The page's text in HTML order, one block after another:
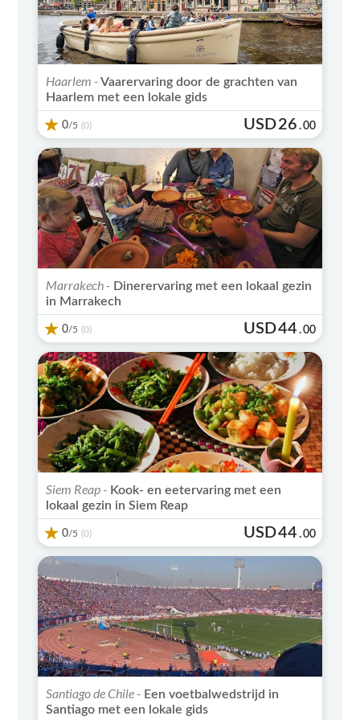
Haarlem -Vaarervaring door de grachten van
Haarlem met een lokale gids
0/5 (0) USD26 .00
Marrakech - Dinerervaring met een lokaal gezin
in Marrakech
0/5 (0) USD44 .00
Siem Reap - Kook- en eetervaring met een
lokaal gezin in Siem Reap
0/5 (0) USD44 .00
Santiago de Chile - Een voetbalwedstrijd in
Santiago met een lokale gids